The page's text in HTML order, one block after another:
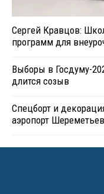
Сергей Кравцов:
программ для
Выборы в Госдуму-
длится созыв
Спецборт и
аэропорт